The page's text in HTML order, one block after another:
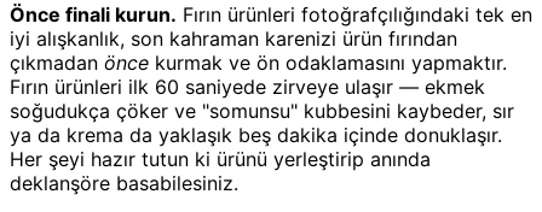
Önce finali kurun. Fırın ürünleri fotoğrafçılığındaki tek en
iyi alışkanlık, son kahraman karenizi ürün fırından
çıkmadan önce kurmak ve ön odaklamasını yapmaktır.
Fırın ürünleri ilk 60 saniyede zirveye ulaşır — ekmek
soğudukça çöker ve "somunsu" kubbesini kaybeder, sır
ya da krema da yaklaşık beş dakika içinde donuklaşır.
Her şeyi hazır tutun ki ürünü yerleştirip anında
deklanşöre basabilesiniz.